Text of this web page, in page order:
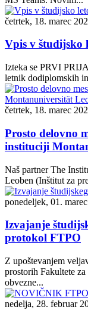
četrtek, 18. marec
Vpis v študijsko
Izteka se PRVI
letnik dodiplomskih
četrtek, 18. marec
Prosto delovno
instituciji
Naš partner The
Leoben (Inštitut za
ponedeljek, 01.
Izvajanje
protokol FTPO
Z upoštevanjem
prostorih Fakultete
obvezne...
nedelja, 28. februar